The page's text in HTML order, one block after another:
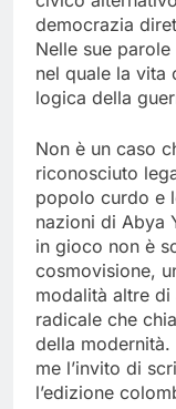
democrazia
Nelle sue
nel quale la vita
logica della
Non è un caso
riconosciuto
popolo curdo e
nazioni di Abya
in gioco non è
cosmovisione,
modalità altre
radicale che
della modernità.
me l’invito di
l’edizione